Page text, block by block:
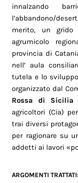
innalzando
l’abbandono/
merito, un grido
agrumicolo
provincia di
nell’ aula
tutela e lo
organizzato dal
Rossa di Sicilia
agricoltori (Cia)
trai diversi
per ragionare su
addetti ai lavori
ARGOMENTI